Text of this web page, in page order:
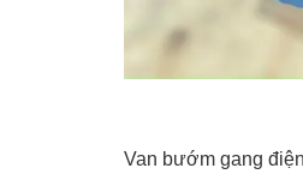
Van bướm gang